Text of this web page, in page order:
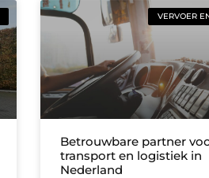
VERVOER
Betrouwbare partner
transport en logistiek in
Nederland